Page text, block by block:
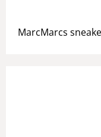
MarcMarcs